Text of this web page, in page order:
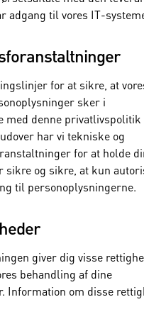
adgang til vores IT-
for at sikre, at
sker i
med denne privatlivspolitik
har vi tekniske og
for at holde
sikre og sikre, at kun
til personoplysningerne.
giver dig visse
behandling af dine
Information om disse